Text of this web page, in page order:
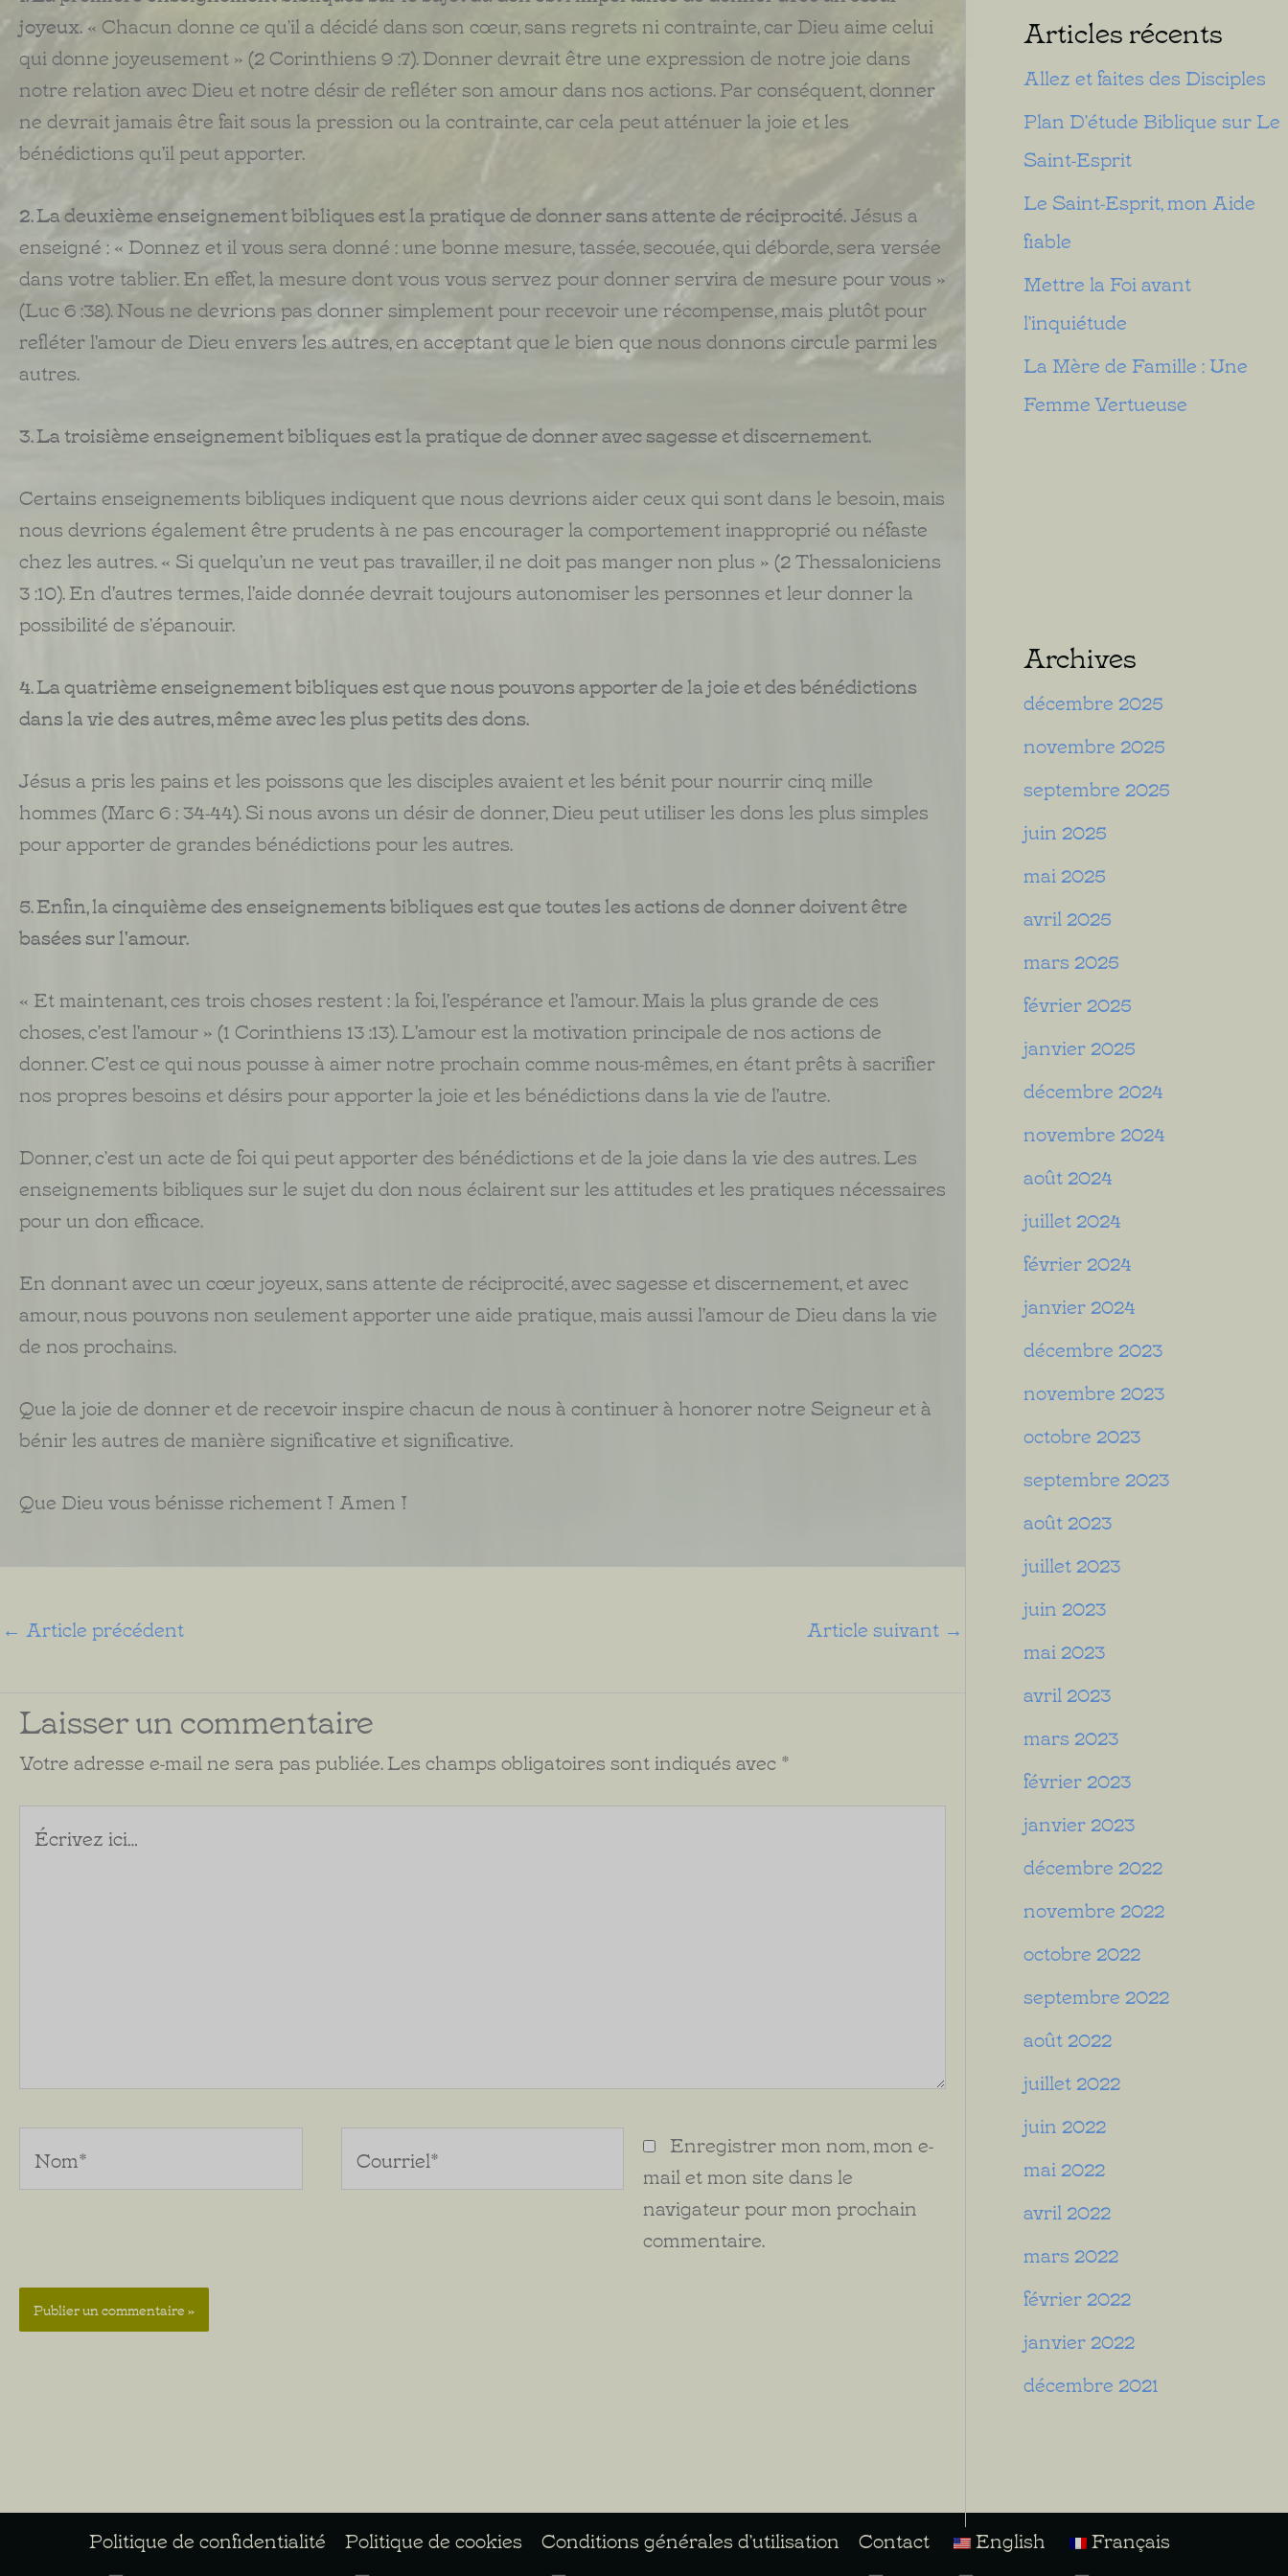
joyeux. « Chacun donne ce qu’il a décidé dans son cœur, sans regrets ni contrainte, car Dieu aime celui
qui donne joyeusement » (2 Corinthiens 9 :7). Donner devrait être une expression de notre joie dans
notre relation avec Dieu et notre désir de refléter son amour dans nos actions. Par conséquent, donner
ne devrait jamais être fait sous la pression ou la contrainte, car cela peut atténuer la joie et les
bénédictions qu'il peut apporter.
2. La deuxième enseignement bibliques est la pratique de donner sans attente de réciprocité.Jésus a
enseigné : « Donnez et il vous sera donné : une bonne mesure, tassée, secouée, qui déborde, sera versée
dans votre tablier. En effet, la mesure dont vous vous servez pour donner servira de mesure pour vous »
(Luc 6 :38). Nous ne devrions pas donner simplement pour recevoir une récompense, mais plutôt pour
refléter l'amour de Dieu envers les autres, en acceptant que le bien que nous donnons circule parmi les
autres.
3. La troisième enseignement bibliques est la pratique de donner avec sagesse et discernement.
Certains enseignements bibliques indiquent que nous devrions aider ceux qui sont dans le besoin, mais
nous devrions également être prudents à ne pas encourager la comportement inapproprié ou néfaste
chez les autres. « Si quelqu’un ne veut pas travailler, il ne doit pas manger non plus » (2 Thessaloniciens
3 :10). En d'autres termes, l'aide donnée devrait toujours autonomiser les personnes et leur donner la
possibilité de s’épanouir.
4. La quatrième enseignement bibliques est que nous pouvons apporter de la joie et des bénédictions
dans la vie des autres, même avec les plus petits des dons.
Jésus a pris les pains et les poissons que les disciples avaient et les bénit pour nourrir cinq mille
hommes (Marc 6 : 34-44). Si nous avons un désir de donner, Dieu peut utiliser les dons les plus simples
pour apporter de grandes bénédictions pour les autres.
5. Enfin, la cinquième des enseignements bibliques est que toutes les actions de donner doivent être
basées sur l'amour.
« Et maintenant, ces trois choses restent : la foi, l'espérance et l'amour. Mais la plus grande de ces
choses, c'est l'amour » (1 Corinthiens 13 :13). L'amour est la motivation principale de nos actions de
donner. C'est ce qui nous pousse à aimer notre prochain comme nous-mêmes, en étant prêts à sacrifier
nos propres besoins et désirs pour apporter la joie et les bénédictions dans la vie de l'autre.
Donner, c’est un acte de foi qui peut apporter des bénédictions et de la joie dans la vie des autres. Les
enseignements bibliques sur le sujet du don nous éclairent sur les attitudes et les pratiques nécessaires
pour un don efficace.
En donnant avec un cœur joyeux, sans attente de réciprocité, avec sagesse et discernement, et avec
amour, nous pouvons non seulement apporter une aide pratique, mais aussi l'amour de Dieu dans la vie
de nos prochains.
Que la joie de donner et de recevoir inspire chacun de nous à continuer à honorer notre Seigneur et à
bénir les autres de manière significative et significative.
Que Dieu vous bénisse richement ! Amen !
← Article précédent Article suivant →
Laisser un commentaire
Votre adresse e-mail ne sera pas publiée.Les champs obligatoires sont indiqués avec *
Écrivez
ici…
Enregistrer mon nom, mon e-
mail et mon site dans le
navigateur pour mon prochain
commentaire.
Articles récents
Allez et faites des Disciples
Plan D’étude Biblique sur Le
Saint-Esprit
Le Saint-Esprit, mon Aide
fiable
Mettre la Foi avant
l’inquiétude
La Mère de Famille : Une
Femme Vertueuse
Archives
décembre 2025
novembre 2025
septembre 2025
juin 2025
mai 2025
avril 2025
mars 2025
février 2025
janvier 2025
décembre 2024
novembre 2024
août 2024
juillet 2024
février 2024
janvier 2024
décembre 2023
novembre 2023
octobre 2023
septembre 2023
août 2023
juillet 2023
juin 2023
mai 2023
avril 2023
mars 2023
février 2023
janvier 2023
décembre 2022
novembre 2022
octobre 2022
septembre 2022
août 2022
juillet 2022
juin 2022
mai 2022
avril 2022
mars 2022
février 2022
janvier 2022
décembre 2021
Politique de confidentialité Politique de cookies Conditions générales d’utilisation Contact English Français